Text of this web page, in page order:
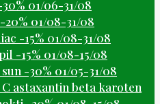
01/06-31/08
20% 01/08-31/08
-15% 01/08-31/08
-15% 01/08-15/08
-30% 01/05-31/08
astaxantin beta karoten